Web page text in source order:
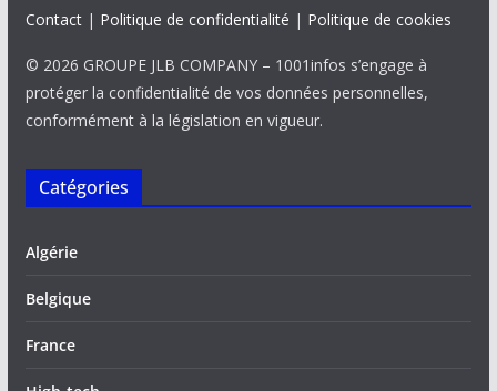
Contact| Politique de confidentialité | Politique de cookies
© 2026 GROUPE JLB COMPANY – 1001infos s’engage à
protéger la confidentialité de vos données personnelles,
conformément à la législation en vigueur.
Catégories
Algérie
Belgique
France